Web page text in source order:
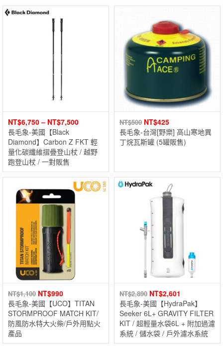
NT$6,750– NT$7,500
長毛象-美國【Black
Diamond】Carbon Z FKT 輕
量化碳纖維摺疊登山杖 / 越野
跑登山杖 / 一對販售
NT$500 NT$425
長毛象-台灣[野樂] 高山寒地異
丁烷瓦斯罐 (5罐販售)
NT$1,100 NT$990
長毛象-美國【UCO】TITAN
STORMPROOF MATCH KIT/
防風防水特大火柴/戶外用點火
產品
NT$2,890 NT$2,601
長毛象-美國【HydraPak】
Seeker 6L+ GRAVITY FILTER
KIT / 超輕量水袋6L + 附加過濾
系統 / 儲水袋 / 戶外濾水系統